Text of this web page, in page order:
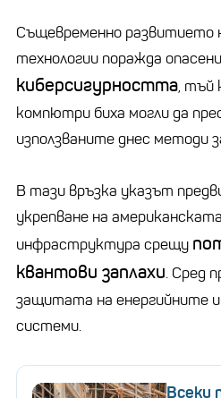
Същевременно развитието
технологии поражда
киберсигурността, тъй
компютри биха могли да
използваните днес методи
В тази връзка указът
укрепване на
инфраструктура срещу
квантови заплахи. Сред
защитата на енергийните
системи.
Всеки